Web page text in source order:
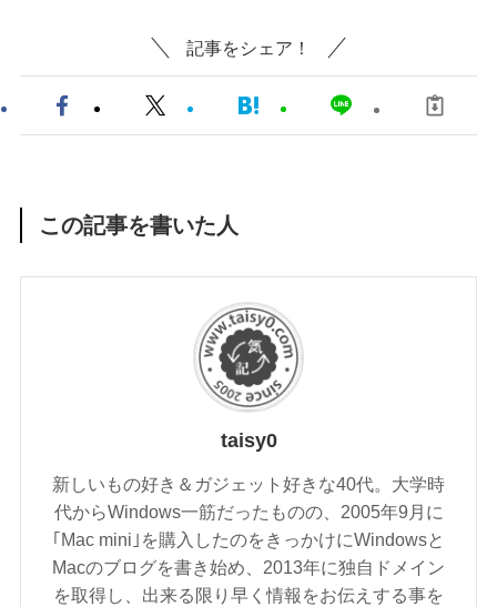
記事をシェア！
この記事を書いた人
taisy0
新しいもの好き＆ガジェット好きな40代。大学時
代からWindows一筋だったものの、2005年9月に
｢Mac mini｣を購入したのをきっかけにWindowsと
Macのブログを書き始め、2013年に独自ドメイン
を取得し、出来る限り早く情報をお伝えする事を